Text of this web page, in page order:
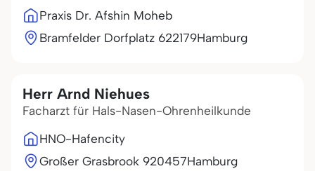
Praxis Dr. Afshin Moheb
Bramfelder Dorfplatz 622179Hamburg
Herr Arnd Niehues
Facharzt für Hals-Nasen-Ohrenheilkunde
HNO-Hafencity
Großer Grasbrook 920457Hamburg